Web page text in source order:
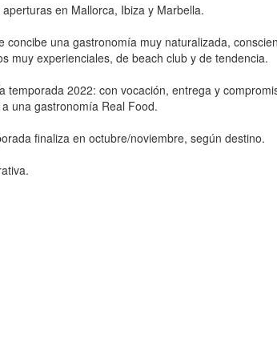
en Mallorca, Ibiza y Marbella.
una gastronomía muy naturalizada,
muy experienciales, de beach club y de tendencia.
2022: con vocación, entrega y
una gastronomía Real Food.
finaliza en octubre/noviembre, según destino.